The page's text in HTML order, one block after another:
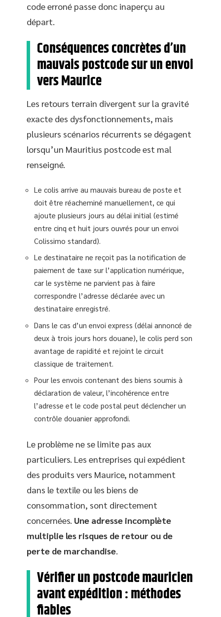
code erroné passe donc inaperçu au
départ.
Conséquences concrètes d’un
mauvais postcode sur un envoi
vers Maurice
Les retours terrain divergent sur la gravité
exacte des dysfonctionnements, mais
plusieurs scénarios récurrents se dégagent
lorsqu’un Mauritius postcode est mal
renseigné.
Le colis arrive au mauvais bureau de poste et
doit être réacheminé manuellement, ce qui
ajoute plusieurs jours au délai initial (estimé
entre cinq et huit jours ouvrés pour un envoi
Colissimo standard).
Le destinataire ne reçoit pas la notification de
paiement de taxe sur l’application numérique,
car le système ne parvient pas à faire
correspondre l’adresse déclarée avec un
destinataire enregistré.
Dans le cas d’un envoi express (délai annoncé de
deux à trois jours hors douane), le colis perd son
avantage de rapidité et rejoint le circuit
classique de traitement.
Pour les envois contenant des biens soumis à
déclaration de valeur, l’incohérence entre
l’adresse et le code postal peut déclencher un
contrôle douanier approfondi.
Le problème ne se limite pas aux
particuliers. Les entreprises qui expédient
des produits vers Maurice, notamment
dans le textile ou les biens de
consommation, sont directement
concernées. Une adresse incomplète
multiplie les risques de retour ou de
perte de marchandise.
Vérifier un postcode mauricien
avant expédition : méthodes
fiables